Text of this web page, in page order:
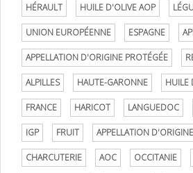
HÉRAULT HUILE D'OLIVE AOP
UNION EUROPÉENNE ESPAGNE
APPELLATION D'ORIGINE PROTÉGÉE
ALPILLES HAUTE-GARONNE HUILE
FRANCE HARICOT LANGUEDOC
IGP FRUIT APPELLATION
CHARCUTERIE AOC OCCITANIE